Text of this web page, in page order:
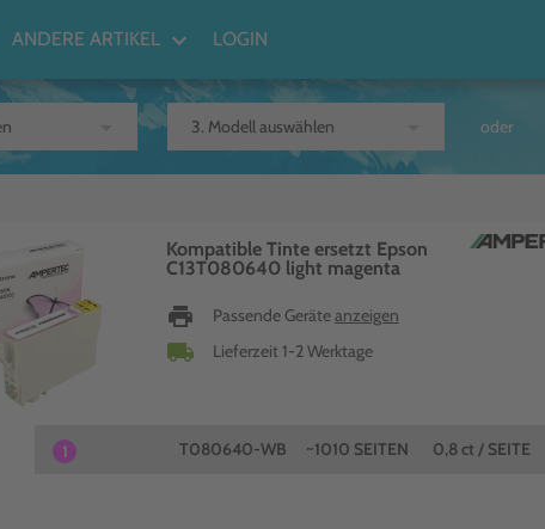
ANDERE ARTIKEL keyboard_arrow_down LOGIN
oder
Kompatible Tinte ersetzt Epson
C13T080640 light magenta
print Passende Geräteanzeigen
local_shipping Lieferzeit 1-2 Werktage
1 T080640-WB ~1010 SEITEN 0,8 ct / SEITE